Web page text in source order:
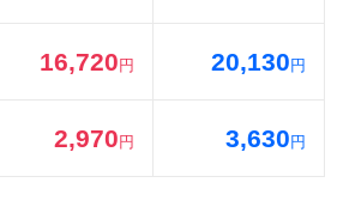
16,720円 20,130円
2,970円 3,630円